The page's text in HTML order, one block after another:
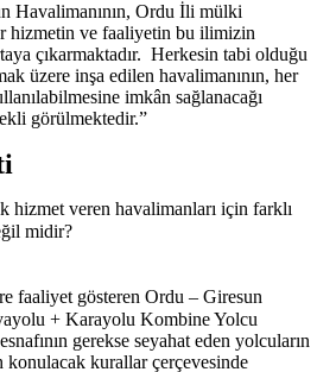
Havalimanının, Ordu İli mülki
hizmetin ve faaliyetin bu ilimizin
çıkarmaktadır. Herkesin tabi olduğu
üzere inşa edilen havalimanının, her
imkân sağlanacağı
görülmektedir.”
veren havalimanları için farklı
midir?
faaliyet gösteren Ordu – Giresun
+ Karayolu Kombine Yolcu
gerekse seyahat eden yolcuların
konulacak kurallar çerçevesinde